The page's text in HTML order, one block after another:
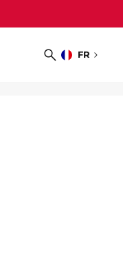
Recherche
FR
Choisir